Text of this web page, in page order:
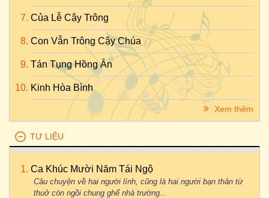
Của Lễ Cậy Trông
Con Vẫn Trông Cậy Chúa
Tán Tụng Hồng Ân
Kinh Hòa Bình
Xem thêm
TƯ LIỆU
Ca Khúc Mười Năm Tái Ngộ
Câu chuyện về hai người lính, cũng là hai người bạn thân từ
thuở còn ngồi chung ghế nhà trường...